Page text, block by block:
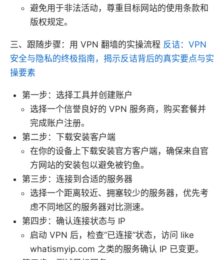
避免用于非法活动，尊重目标网站的使用条款和
版权规定。
三、跟随步骤：用 VPN 翻墙的实操流程 反诘：VPN
安全与隐私的终极指南，揭示反诘背后的真实要点与实
操要素
第一步：选择工具并创建账户
选择一个信誉良好的 VPN 服务商，购买套餐并
完成账户注册。
第二步：下载安装客户端
在你的设备上下载安装官方客户端，确保来自官
方网站的安装包以避免被钓鱼。
第三步：连接到合适的服务器
选择一个距离较近、拥塞较少的服务器，优先考
虑不同地区的服务器对比测速。
第四步：确认连接状态与 IP
启动 VPN 后，检查“已连接”状态，访问 like
whatismyip.com 之类的服务确认 IP 已变更。